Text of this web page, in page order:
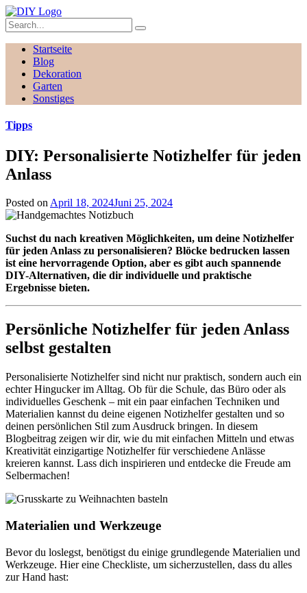
Startseite
Blog
Dekoration
Garten
Sonstiges
Tipps
DIY: Personalisierte Notizhelfer für jeden
Anlass
Posted onApril 18, 2024Juni 25, 2024
Suchst du nach kreativen Möglichkeiten, um deine Notizhelfer
für jeden Anlass zu personalisieren? Blöcke bedrucken lassen
ist eine hervorragende Option, aber es gibt auch spannende
DIY-Alternativen, die dir individuelle und praktische
Ergebnisse bieten.
Persönliche Notizhelfer für jeden Anlass
selbst gestalten
Personalisierte Notizhelfer sind nicht nur praktisch, sondern auch ein
echter Hingucker im Alltag. Ob für die Schule, das Büro oder als
individuelles Geschenk – mit ein paar einfachen Techniken und
Materialien kannst du deine eigenen Notizhelfer gestalten und so
deinen persönlichen Stil zum Ausdruck bringen. In diesem
Blogbeitrag zeigen wir dir, wie du mit einfachen Mitteln und etwas
Kreativität einzigartige Notizhelfer für verschiedene Anlässe
kreieren kannst. Lass dich inspirieren und entdecke die Freude am
Selbermachen!
Materialien und Werkzeuge
Bevor du loslegst, benötigst du einige grundlegende Materialien und
Werkzeuge. Hier eine Checkliste, um sicherzustellen, dass du alles
zur Hand hast: